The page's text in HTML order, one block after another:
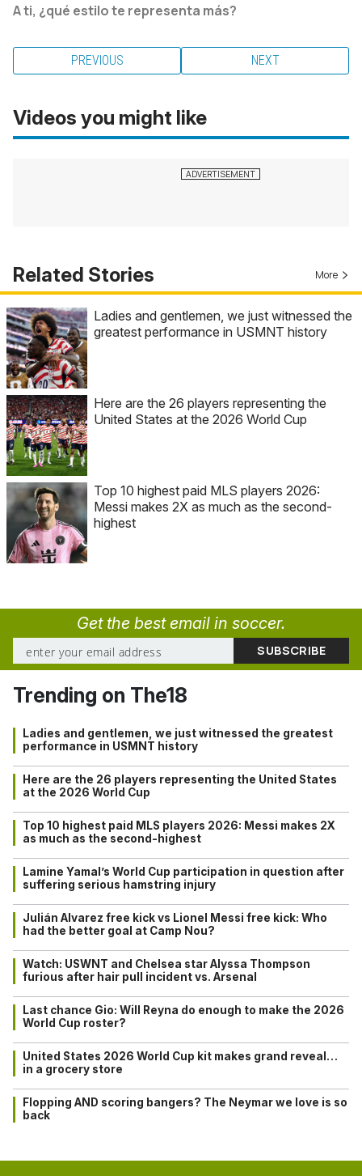
A ti, ¿qué estilo te representa más?
PREVIOUS NEXT
Videos you might like
Related Stories More
Ladies and gentlemen, we just witnessed the
greatest performance in USMNT history
Here are the 26 players representing the
United States at the 2026 World Cup
Top 10 highest paid MLS players 2026:
Messi makes 2X as much as the second-
highest
Get the best email in soccer.
Trending on The18
Ladies and gentlemen, we just witnessed the greatest
performance in USMNT history
Here are the 26 players representing the United States
at the 2026 World Cup
Top 10 highest paid MLS players 2026: Messi makes 2X
as much as the second-highest
Lamine Yamal’s World Cup participation in question after
suffering serious hamstring injury
Julián Alvarez free kick vs Lionel Messi free kick: Who
had the better goal at Camp Nou?
Watch: USWNT and Chelsea star Alyssa Thompson
furious after hair pull incident vs. Arsenal
Last chance Gio: Will Reyna do enough to make the 2026
World Cup roster?
United States 2026 World Cup kit makes grand reveal…
in a grocery store
Flopping AND scoring bangers? The Neymar we love is so
back